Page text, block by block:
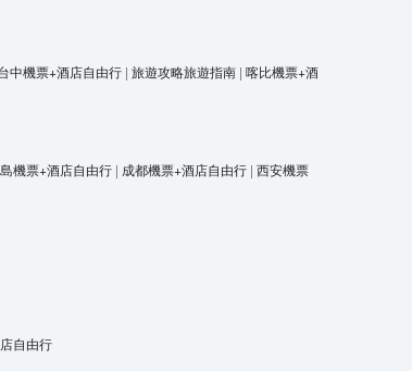
中機票+酒店自由行 | 旅遊攻略旅遊指南 | 喀比機票+酒
機票+酒店自由行 | 成都機票+酒店自由行 | 西安機票
自由行